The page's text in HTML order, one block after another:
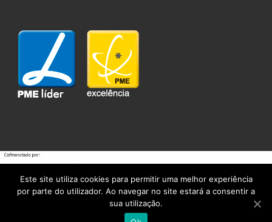
TODOS LOS DERECHOS RESERVADOS @ ANJOS&LOURENÇO 2019, Desarrollado
Este site utiliza cookies para permitir uma melhor experiência
por parte do utilizador. Ao navegar no site estará a consentir a
sua utilização.